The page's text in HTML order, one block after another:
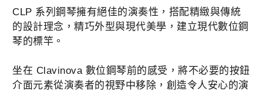
CLP 系列鋼琴擁有絕佳的演奏性，搭配精緻與傳統
的設計理念，精巧外型與現代美學，建立現代數位鋼
琴的標竿。
坐在 Clavinova 數位鋼琴前的感受，將不必要的按鈕
介面元素從演奏者的視野中移除，創造令人安心的演